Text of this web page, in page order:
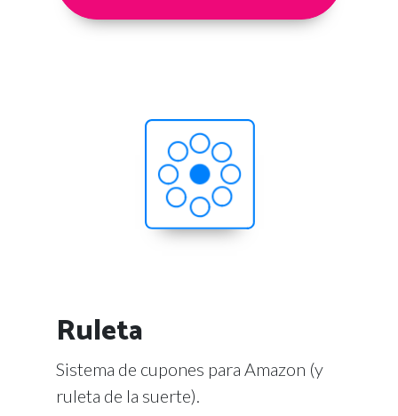
Ruleta
Sistema de cupones para Amazon (y
ruleta de la suerte).